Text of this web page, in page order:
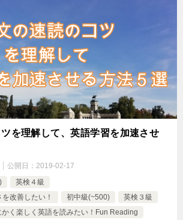
を理解して、英語学習を加速させ
公開日： 2019-02-17
英検４級
改善したい！
初中級(~500)
英検３級
かく楽しく英語を読みたい！Fun Reading